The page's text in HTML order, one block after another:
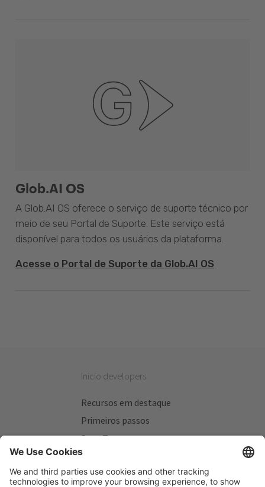
Glob.AI OS
A Glob.AI OS oferece o serviço de suporte técnico por
meio de seu Portal de Suporte. Este serviço está
disponível para todos os usuários da plataforma.
Acesse o Portal de Suporte da Glob.AI OS
Inicio developers
Recursos em destaque
Primeiros passos
Beta Testers
Meus Planos